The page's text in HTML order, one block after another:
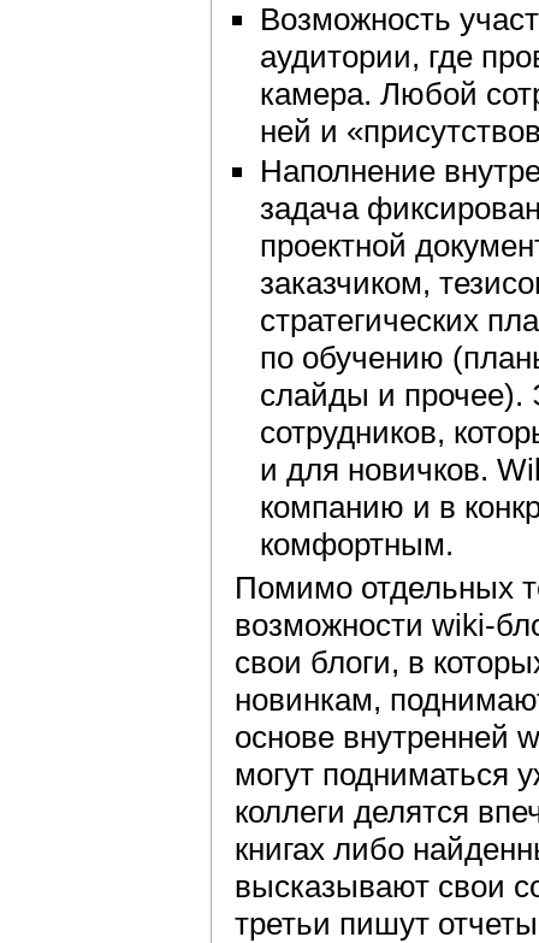
Возможность
аудитории, где
камера. Любой
ней и
Наполнение
задача
проектной
заказчиком,
стратегических
по обучению
слайды и прочее).
сотрудников,
и для новичков.
компанию и в
комфортным.
Помимо отдельных
возможности wiki-
свои блоги, в
новинкам,
основе внутренней
могут
коллеги делятся
книгах либо
высказывают свои
третьи пишут